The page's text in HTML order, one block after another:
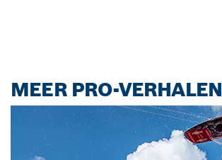
MEER PRO-VERHALEN